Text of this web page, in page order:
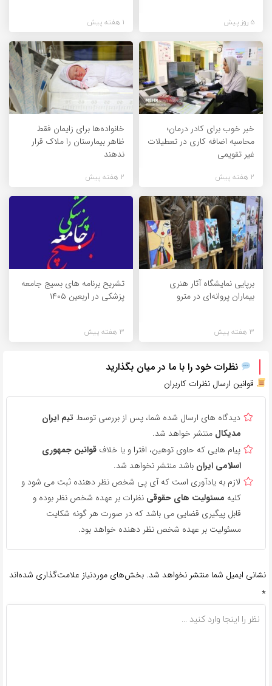
5 روز پیش 1 هفته پیش
خبر خوب برای کادر درمان؛
محاسبه اضافه کاری در تعطیلات
غیر تقویمی
2 هفته پیش
خانواده‌ها برای زایمان فقط
ظاهر بیمارستان را ملاک قرار
ندهند
2 هفته پیش
برپایی نمایشگاه آثار هنری
بیماران پروانه‌ای در مترو
3 هفته پیش
تشریح برنامه های بسیج جامعه
پزشکی در اربعین ۱۴۰۵
3 هفته پیش
نظرات خود را با ما در میان بگذارید
قوانین ارسال نظرات کاربران
دیدگاه های ارسال شده شما، پس از بررسی توسط تیم ایران
مدیکال منتشر خواهد شد.
پیام هایی که حاوی توهین، افترا و یا خلاف قوانین جمهوری
اسلامی ایران باشد منتشر نخواهد شد.
لازم به یادآوری است که آی پی شخص نظر دهنده ثبت می شود و
کلیه مسئولیت های حقوقی نظرات بر عهده شخص نظر بوده و
قابل پیگیری قضایی می باشد که در صورت هر گونه شکایت
مسئولیت بر عهده شخص نظر دهنده خواهد بود.
نشانی ایمیل شما منتشر نخواهد شد. بخش‌های موردنیاز علامت‌گذاری شده‌اند
*